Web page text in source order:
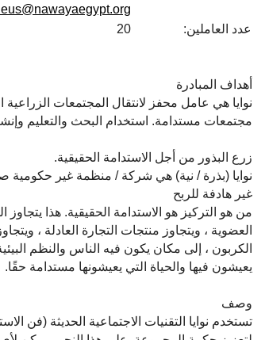
عدد العاملين:
20
أهداف المبادرة
نوايا هي عامل محفز لانتقال المجتمعات الزراعية
مجتمعات مستدامة. استخدام البحث والتعليم
زرع البذور من أجل الاستدامة الحقيقية.
نوايا (بذرة / نية) هي شركة / منظمة غير حكومية
غير هادفة للربح
من هو التركيز هو الاستدامة الحقيقية. هذا يتجاوز
العضوية ، ويتجاوز منتجات التجارة العادلة ،
الكربون ، إلى مكان يكون فيه الناس والنظم
يعيشون فيها والحياة التي يعيشونها مستدامة حقًا.
وصف
تستخدم نوايا التقنيات الاجتماعية الحديثة (فن